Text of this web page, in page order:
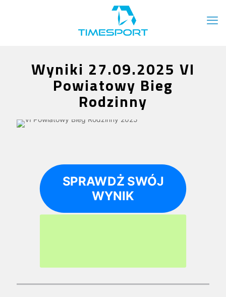
Wyniki 27.09.2025 VI
Powiatowy Bieg
Rodzinny
SPRAWDŻ SWÓJ
WYNIK